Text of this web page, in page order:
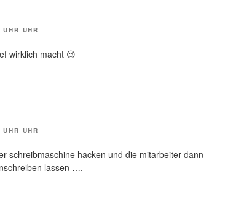
UHR
wirklich macht 😉
UHR
schreibmaschine hacken und die mitarbeiter dann
lassen ….